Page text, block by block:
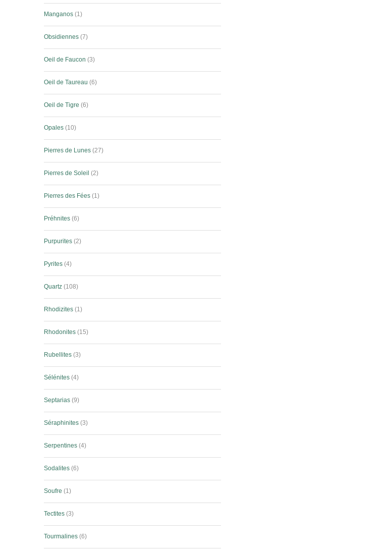
Manganos 1
Obsidiennes 7
Oeil de Faucon 3
Oeil de Taureau 6
Oeil de Tigre 6
Opales 10
Pierres de Lunes 27
Pierres de Soleil 2
Pierres des Fées 1
Préhnites 6
Purpurites 2
Pyrites 4
Quartz 108
Rhodizites 1
Rhodonites 15
Rubellites 3
Sélénites 4
Septarias 9
Séraphinites 3
Serpentines 4
Sodalites 6
Soufre 1
Tectites 3
Tourmalines 6